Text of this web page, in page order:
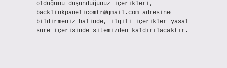
olduğunu düşündüğünüz içerikleri,
backlinkpanelicomtr@gmail.comadresine
bildirmeniz halinde, ilgili içerikler yasal
süre içerisinde sitemizden kaldırılacaktır.